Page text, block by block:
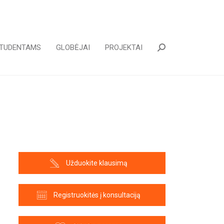
GLOBĖJAI PROJEKTAI Paieška:
Užduokite klausimą
Registruokitės į konsultaciją